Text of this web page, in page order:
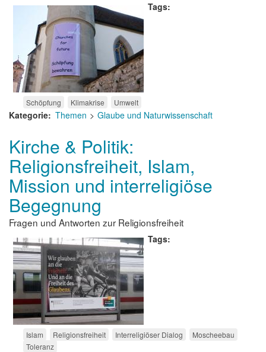
Tags
Schöpfung Klimakrise Umwelt
Kategorie Themen Glaube und Naturwissenschaft
Kirche & Politik:
Religionsfreiheit, Islam,
Mission und interreligiöse
Begegnung
Fragen und Antworten zur Religionsfreiheit
Tags
Islam Religionsfreiheit Interreligiöser Dialog
Moscheebau
Toleranz